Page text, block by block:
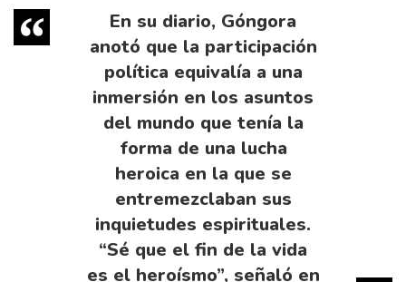
En su diario, Góngora
anotó que la participación
política equivalía a una
inmersión en los asuntos
del mundo que tenía la
forma de una lucha
heroica en la que se
entremezclaban sus
inquietudes espirituales.
“Sé que el fin de la vida
es el heroísmo”, señaló en